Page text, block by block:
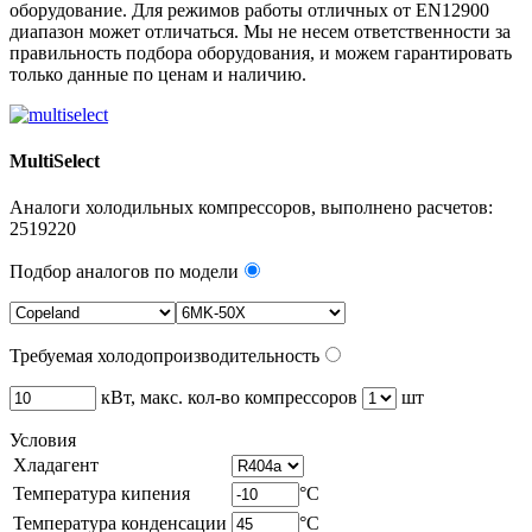
оборудование. Для режимов работы отличных от EN12900
диапазон может отличаться. Мы не несем ответственности за
правильность подбора оборудования, и можем гарантировать
только данные по ценам и наличию.
MultiSelect
Аналоги холодильных компрессоров, выполнено расчетов:
2519220
Подбор аналогов по модели
Требуемая холодопроизводительность
кВт, макс. кол-во компрессоров шт
Условия
Хладагент
Температура кипения
°C
Температура конденсации
°C